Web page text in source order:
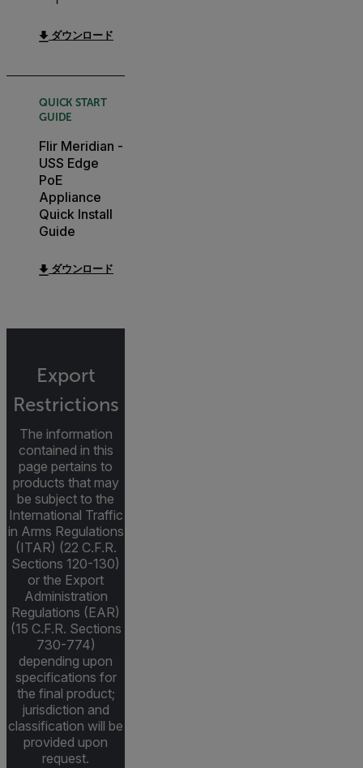
ダウンロード
QUICK START
GUIDE
Flir Meridian -
USS Edge
PoE
Appliance
Quick Install
Guide
ダウンロード
Export
Restrictions
The information
contained in this
page pertains to
products that may
be subject to the
International Traffic
in Arms Regulations
(ITAR) (22 C.F.R.
Sections 120-130)
or the Export
Administration
Regulations (EAR)
(15 C.F.R. Sections
730-774)
depending upon
specifications for
the final product;
jurisdiction and
classification will be
provided upon
request.